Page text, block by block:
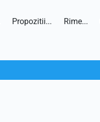
Propozitii... Rime...